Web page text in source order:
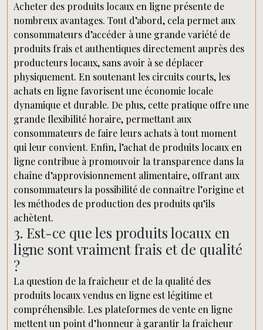
Acheter des produits locaux en ligne présente de
nombreux avantages. Tout d’abord, cela permet aux
consommateurs d’accéder à une grande variété de
produits frais et authentiques directement auprès des
producteurs locaux, sans avoir à se déplacer
physiquement. En soutenant les circuits courts, les
achats en ligne favorisent une économie locale
dynamique et durable. De plus, cette pratique offre une
grande flexibilité horaire, permettant aux
consommateurs de faire leurs achats à tout moment
qui leur convient. Enfin, l’achat de produits locaux en
ligne contribue à promouvoir la transparence dans la
chaîne d’approvisionnement alimentaire, offrant aux
consommateurs la possibilité de connaître l’origine et
les méthodes de production des produits qu’ils
achètent.
3. Est-ce que les produits locaux en
ligne sont vraiment frais et de qualité
?
La question de la fraîcheur et de la qualité des
produits locaux vendus en ligne est légitime et
compréhensible. Les plateformes de vente en ligne
mettent un point d’honneur à garantir la fraîcheur